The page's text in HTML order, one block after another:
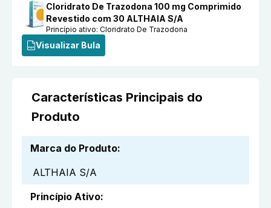
Cloridrato De Trazodona 100 mg Comprimido
Revestido com 30 ALTHAIA S/A
Princípio ativo:Cloridrato De Trazodona
Visualizar Bula
Características Principais do
Produto
Marca do Produto:
ALTHAIA S/A
Princípio Ativo: